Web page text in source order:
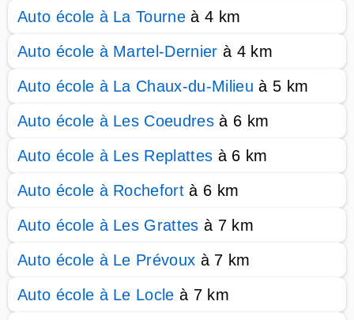
Auto école à La Tourne à 4 km
Auto école à Martel-Dernier à 4 km
Auto école à La Chaux-du-Milieu à 5 km
Auto école à Les Coeudres à 6 km
Auto école à Les Replattes à 6 km
Auto école à Rochefort à 6 km
Auto école à Les Grattes à 7 km
Auto école à Le Prévoux à 7 km
Auto école à Le Locle à 7 km